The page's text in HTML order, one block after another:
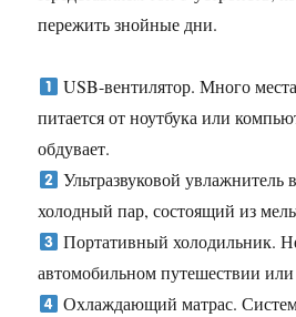
пережить знойные дни.
USB-вентилятор. Много
питается от ноутбука или
обдувает.
Ультразвуковой увлажнитель
холодный пар, состоящий из
Портативный холодильник.
автомобильном путешествии
Охлаждающий матрас.